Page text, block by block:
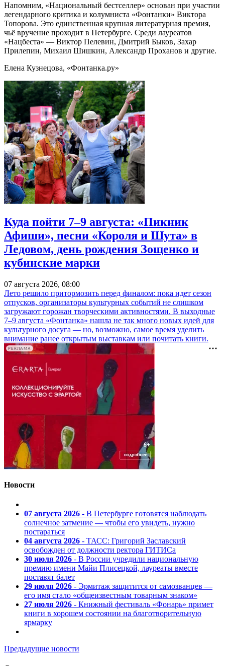
Напомним, «Национальный бестселлер» основан при участии
легендарного критика и колумниста «Фонтанки» Виктора
Топорова. Это единственная крупная литературная премия,
чьё вручение проходит в Петербурге. Среди лауреатов
«Нацбеста» — Виктор Пелевин, Дмитрий Быков, Захар
Прилепин, Михаил Шишкин, Александр Проханов и другие.
Елена Кузнецова, «Фонтанка.ру»
Куда пойти 7–9 августа: «Пикник
Афиши», песни «Короля и Шута» в
Ледовом, день рождения Зощенко и
кубинские марки
07 августа 2026, 08:00
Лето решило притормозить перед финалом: пока идет сезон
отпусков, организаторы культурных событий не слишком
загружают горожан творческими активностями. В выходные
7–9 августа «Фонтанка» нашла не так много новых идей для
культурного досуга — но, возможно, самое время уделить
внимание ранее открытым выставкам или почитать книги.
РЕКЛАМА
Новости
07 августа 2026 - В Петербурге готовятся наблюдать
солнечное затмение — чтобы его увидеть, нужно
постараться
04 августа 2026 - ТАСС: Григорий Заславский
освобожден от должности ректора ГИТИСа
30 июля 2026 - В России учредили национальную
премию имени Майи Плисецкой, лауреаты вместе
поставят балет
29 июля 2026 - Эрмитаж защитится от самозванцев —
его имя стало «общеизвестным товарным знаком»
27 июля 2026 - Книжный фестиваль «Фонарь» примет
книги в хорошем состоянии на благотворительную
ярмарку
Предыдущие новости